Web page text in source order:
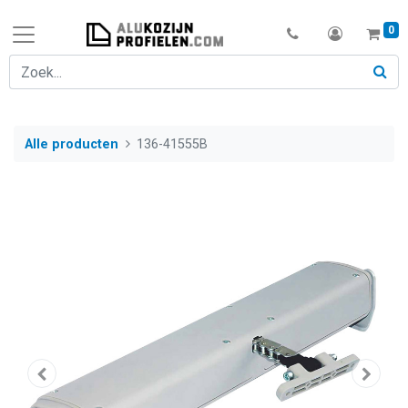
0
Alle producten 136-41555B